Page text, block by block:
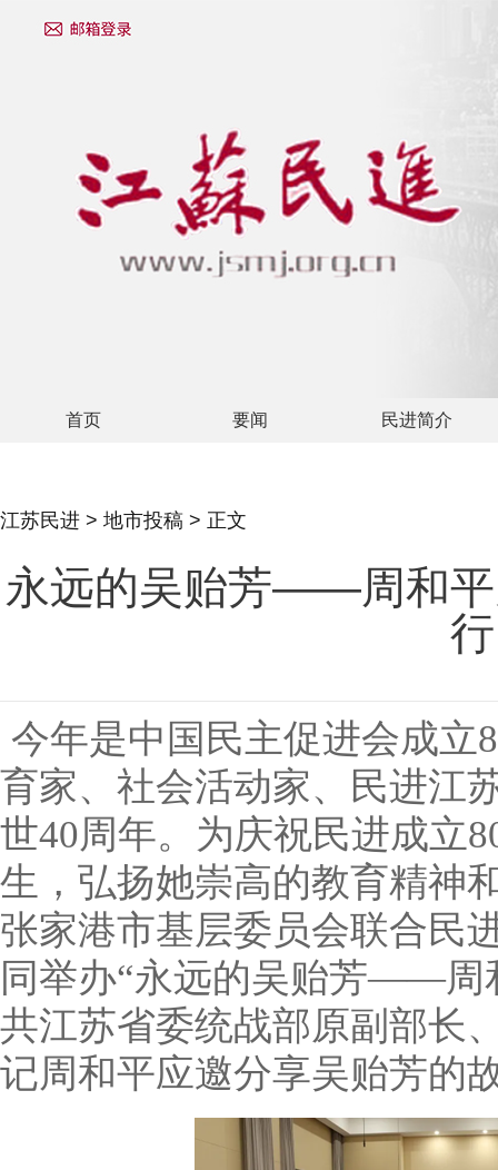
首页 要闻 民进简介
江苏民进 > 地市投稿 > 正文
永远的吴贻芳——周和平
行
今年是中国民主促进会成立
育家、社会活动家、民进江
世40周年。为庆祝民进成立
生，弘扬她崇高的教育精神
张家港市基层委员会联合民
同举办“永远的吴贻芳——周
共江苏省委统战部原副部长
记周和平应邀分享吴贻芳的